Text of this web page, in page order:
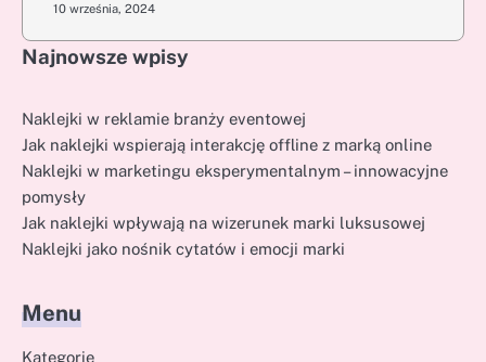
10 września, 2024
Najnowsze wpisy
Naklejki w reklamie branży eventowej
Jak naklejki wspierają interakcję offline z marką online
Naklejki w marketingu eksperymentalnym – innowacyjne
pomysły
Jak naklejki wpływają na wizerunek marki luksusowej
Naklejki jako nośnik cytatów i emocji marki
Menu
Kategorie